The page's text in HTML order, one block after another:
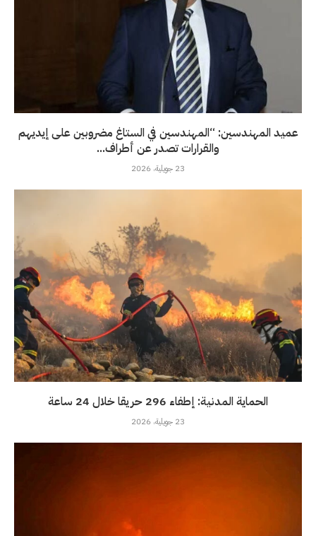
عميد المهندسين: “المهندسين في الستاغ مضروبين على إيديهم
والقرارات تصدر عن أطراف...
23 جويلية، 2026
الحماية المدنية: إطفاء 296 حريقا خلال 24 ساعة
23 جويلية، 2026